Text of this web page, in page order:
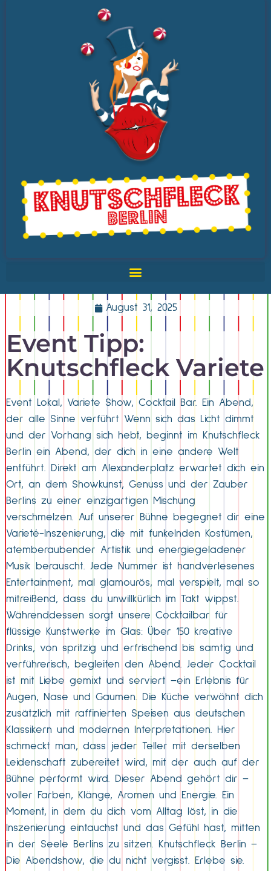
August 31, 2025
Event Tipp:
Knutschfleck Variete
Event Lokal, Variete Show, Cocktail Bar. Ein Abend,
der alle Sinne verführt Wenn sich das Licht dimmt
und der Vorhang sich hebt, beginnt im Knutschfleck
Berlin ein Abend, der dich in eine andere Welt
entführt. Direkt am Alexanderplatz erwartet dich ein
Ort, an dem Showkunst, Genuss und der Zauber
Berlins zu einer einzigartigen Mischung
verschmelzen. Auf unserer Bühne begegnet dir eine
Varieté-Inszenierung, die mit funkelnden Kostümen,
atemberaubender Artistik und energiegeladener
Musik berauscht. Jede Nummer ist handverlesenes
Entertainment, mal glamourös, mal verspielt, mal so
mitreißend, dass du unwillkürlich im Takt wippst.
Währenddessen sorgt unsere Cocktailbar für
flüssige Kunstwerke im Glas: Über 150 kreative
Drinks, von spritzig und erfrischend bis samtig und
verführerisch, begleiten den Abend. Jeder Cocktail
ist mit Liebe gemixt und serviert –ein Erlebnis für
Augen, Nase und Gaumen. Die Küche verwöhnt dich
zusätzlich mit raffinierten Speisen aus deutschen
Klassikern und modernen Interpretationen. Hier
schmeckt man, dass jeder Teller mit derselben
Leidenschaft zubereitet wird, mit der auch auf der
Bühne performt wird. Dieser Abend gehört dir –
voller Farben, Klänge, Aromen und Energie. Ein
Moment, in dem du dich vom Alltag löst, in die
Inszenierung eintauchst und das Gefühl hast, mitten
in der Seele Berlins zu sitzen. Knutschfleck Berlin –
Die Abendshow, die du nicht vergisst. Erlebe sie.